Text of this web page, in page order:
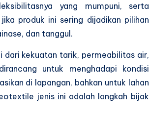
yang mumpuni, serta
produk ini sering dijadikan pilihan
dan tanggul.
dari kekuatan tarik, permeabilitas air,
untuk menghadapi kondisi
di lapangan, bahkan untuk lahan
jenis ini adalah langkah bijak